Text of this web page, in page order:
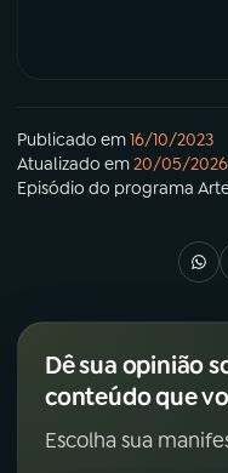
Publicado em16/10/2023
Atualizado em20/05/2026
Episódio do programa
Dê sua opinião
conteúdo que
Escolha sua